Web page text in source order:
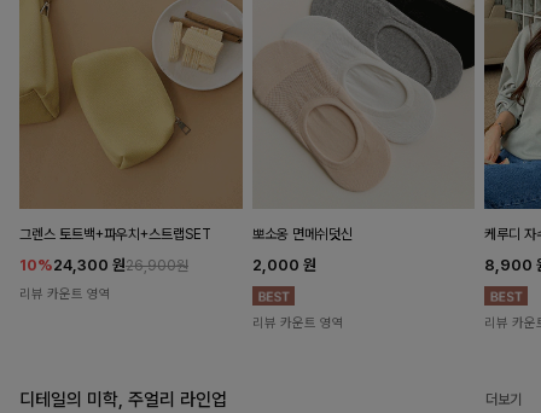
그렌스 토트백+파우치+스트랩SET
10%24,300 원26,900원
리뷰 카운트 영역
뽀소옹 면메쉬덧신
2,000 원
리뷰 카운트 영역
케루디 자
8,900
리뷰 카운
디테일의 미학, 주얼리 라인업 더보기